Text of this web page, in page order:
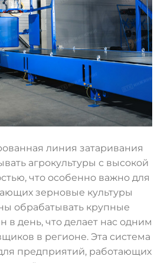
линия затаривания
агрокультуры с высокой
что особенно важно для
зерновые культуры
обрабатывать крупные
в день, что делает нас одним
в регионе. Эта система
предприятий, работающих